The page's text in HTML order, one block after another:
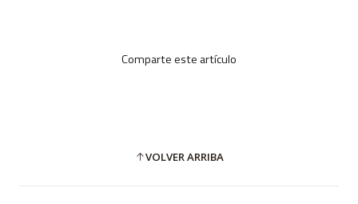
Comparte este artículo
VOLVER ARRIBA